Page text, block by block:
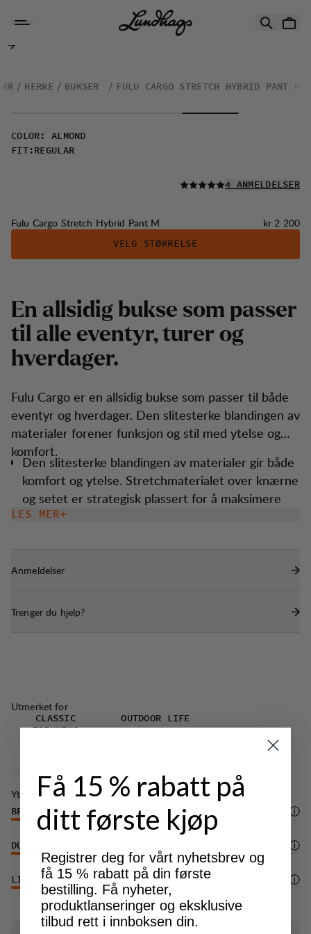
Fulu Cargo Stretch Hybrid Pant M
HERRE BUKSER FULU CARGO STRETCH HYBRID PANT M
COLOR : ALMOND
FIT: REGULAR
LES ALLE
4 ANMELDELSER
Fulu Cargo Stretch Hybrid Pant M Pris:
kr 2 200
VELG STØRRELSE
En allsidig bukse som passer
til alle eventyr, turer og
hverdager.
Fulu Cargo er en allsidig bukse som passer til både
eventyr og hverdager. Den slitesterke blandingen av
materialer forener funksjon og stil med ytelse og
komfort.
Den slitesterke blandingen av materialer gir både
komfort og ytelse. Stretchmaterialet over knærne
og setet er strategisk plassert for å maksimere
bevegelsesfriheten.
være den glatte glidelåsen.
For å skape en fin siluett, kan du justere
incread freedom of movement.
LES MER
Anmeldelser
Trenger du hjelp?
Utmerket for
CLASSIC
TREKKING
OUTDOOR LIFE
Ytelse
BREATHABILITY 4
DURABILITY
LIGHTWEIGHT 3/6
Få 15 % rabatt på
ditt første kjøp
Registrer deg for vårt nyhetsbrev og
få 15 % rabatt på din første
bestilling. Få nyheter,
produktlanseringer og eksklusive
tilbud rett i innboksen din.